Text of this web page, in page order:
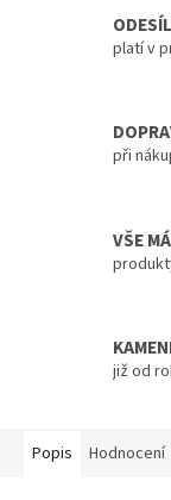
platí v
při
VŠE
již od
Popis Hodnocení